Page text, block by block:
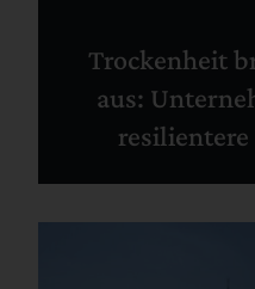
Trockenheit
aus: